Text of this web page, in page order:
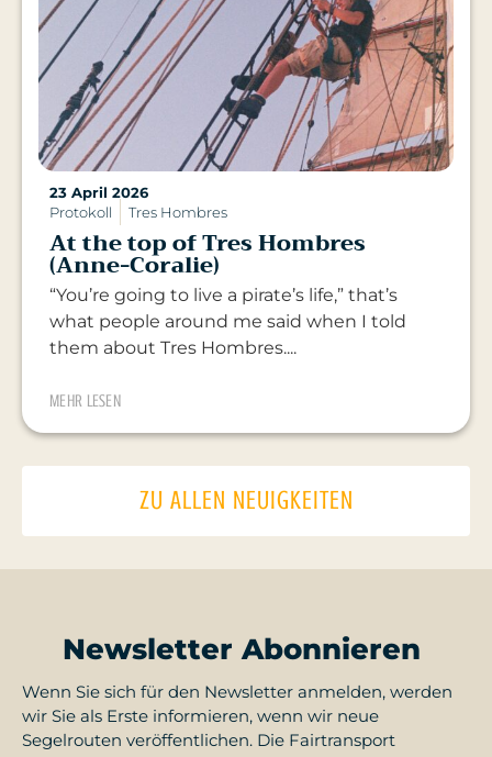
23 April 2026
Protokoll
Tres Hombres
At the top of Tres Hombres
(Anne-Coralie)
“You’re going to live a pirate’s life,” that’s
what people around me said when I told
them about Tres Hombres....
MEHR LESEN
ZU ALLEN NEUIGKEITEN
Newsletter Abonnieren
Wenn Sie sich für den Newsletter anmelden, werden
wir Sie als Erste informieren, wenn wir neue
Segelrouten veröffentlichen. Die Fairtransport